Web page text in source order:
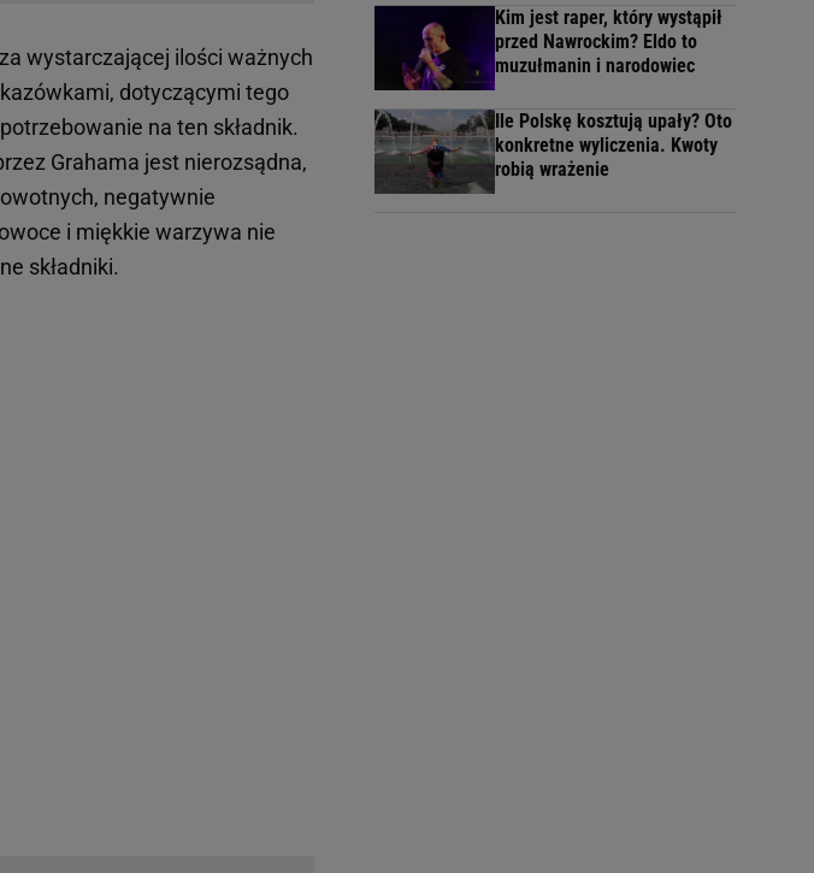
wystarczającej ilości ważnych
dotyczącymi tego
na ten składnik.
Grahama jest nierozsądna,
negatywnie
i miękkie warzywa nie
składniki.
Kim jest raper, który wystąpił
przed Nawrockim? Eldo to
muzułmanin i narodowiec
Ile Polskę kosztują upały? Oto
konkretne wyliczenia. Kwoty
robią wrażenie